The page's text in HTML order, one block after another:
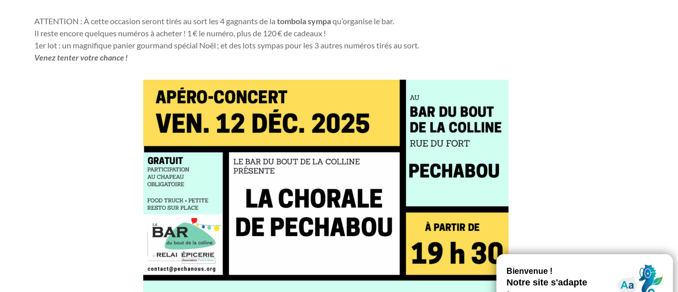
ATTENTION : À cette occasion seront tirés au sort les 4 gagnants de la tombola sympaqu’organise le bar.
Il reste encore quelques numéros à acheter ! 1 € le numéro, plus de 120 € de cadeaux !
1er lot : un magnifique panier gourmand spécial Noël ; et des lots sympas pour les 3 autres numéros tirés au sort.
Venez tenter votre chance !